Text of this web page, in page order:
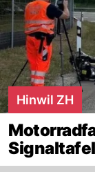
Hinwil ZH